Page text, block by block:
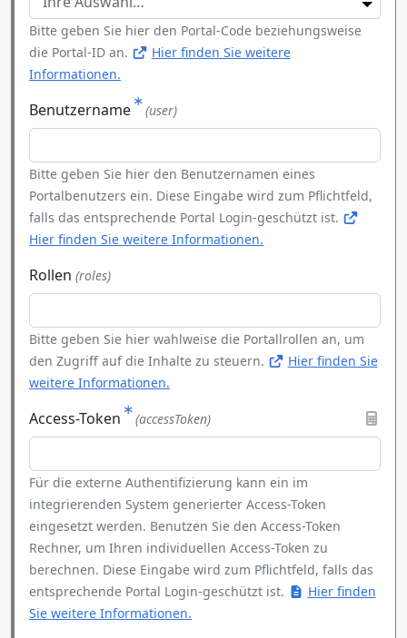
Bitte geben Sie hier den Portal-Code beziehungsweise
die Portal-ID an.
Hier finden Sie weitere
Informationen.
Benutzername (user)
Bitte geben Sie hier den Benutzernamen eines
Portalbenutzers ein. Diese Eingabe wird zum Pflichtfeld,
falls das entsprechende Portal Login-geschützt ist.
Hier finden Sie weitere Informationen.
Rollen (roles)
Bitte geben Sie hier wahlweise die Portallrollen an, um
den Zugriff auf die Inhalte zu steuern.
Hier finden Sie
weitere Informationen.
Access-Token (accessToken)
Für die externe Authentifizierung kann ein im
integrierenden System generierter Access-Token
eingesetzt werden. Benutzen Sie den Access-Token
Rechner, um Ihren individuellen Access-Token zu
berechnen. Diese Eingabe wird zum Pflichtfeld, falls das
entsprechende Portal Login-geschützt ist.
Hier finden
Sie weitere Informationen.